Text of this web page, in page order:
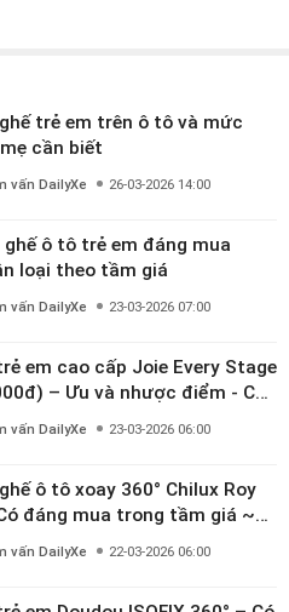
trẻ em trên ô tô và mức
cần biết
vấn DailyXe 26-03-2026 14:00
ghế ô tô trẻ em đáng mua
loại theo tầm giá
vấn DailyXe 23-03-2026 07:00
em cao cấp Joie Every Stage
– Ưu và nhược điểm - Có
tư cho bé từ 0–12 tuổi?
vấn DailyXe 23-03-2026 06:00
ô tô xoay 360° Chilux Roy
đáng mua trong tầm giá ~3
vấn DailyXe 22-03-2026 06:00